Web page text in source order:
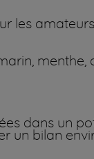
les
menthe,
dans un
un bilan